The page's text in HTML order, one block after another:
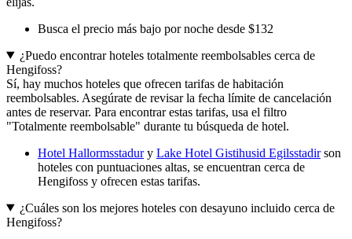
Busca el precio más bajo por noche desde $132
¿Puedo encontrar hoteles totalmente reembolsables cerca de
Hengifoss?
Sí, hay muchos hoteles que ofrecen tarifas de habitación
reembolsables. Asegúrate de revisar la fecha límite de cancelación
antes de reservar. Para encontrar estas tarifas, usa el filtro
"Totalmente reembolsable" durante tu búsqueda de hotel.
Hotel Hallormsstadury Lake Hotel Gistihusid Egilsstadirson
hoteles con puntuaciones altas, se encuentran cerca de
Hengifoss y ofrecen estas tarifas.
¿Cuáles son los mejores hoteles con desayuno incluido cerca de
Hengifoss?